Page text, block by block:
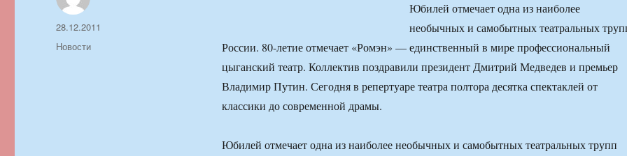
Юбилей отмечает одна из наиболее
необычных и самобытных театральных
России. 80-летие отмечает «Ромэн» — единственный в мире профессиональный
цыганский театр. Коллектив поздравили президент Дмитрий Медведев и премьер
Владимир Путин. Сегодня в репертуаре театра полтора десятка спектаклей от
классики до современной драмы.
Юбилей отмечает одна из наиболее необычных и самобытных театральных трупп
Автор
Опубликовано
28.12.2011
Рубрики
Новости